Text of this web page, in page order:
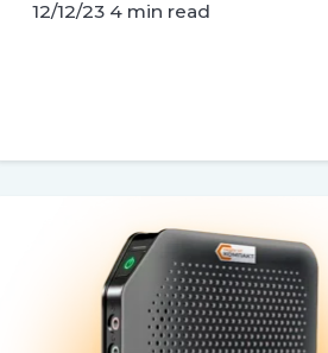
12/12/23 4 min read